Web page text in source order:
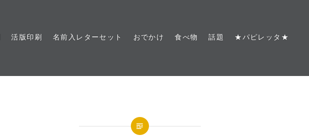
活版印刷 名前入レターセット おでかけ 食べ物 話題 ★パピレッタ★